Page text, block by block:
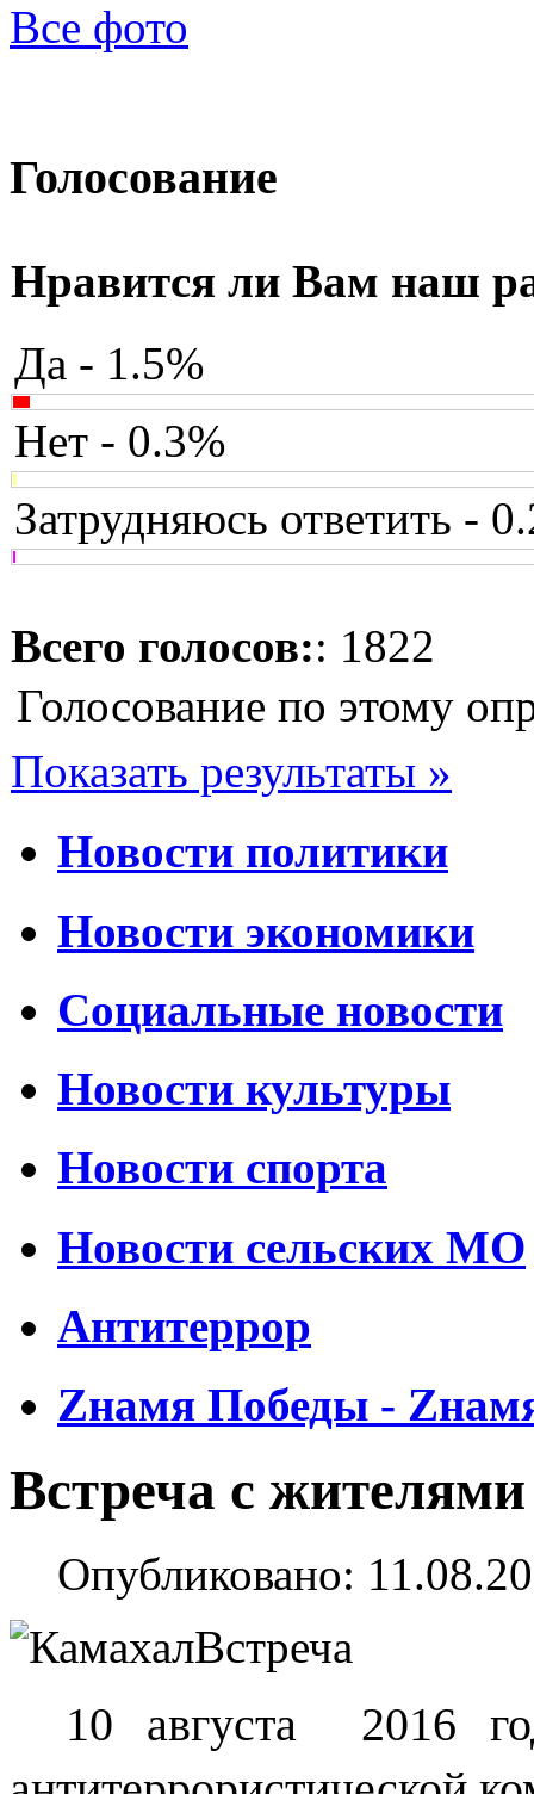
Все фото
Голосование
Нравится ли Вам наш
Да - 1.5%
Нет - 0.3%
Затрудняюсь ответить -
Всего голосов:: 1822
Голосование по этому
Показать результаты »
Новости политики
Новости экономики
Социальные новости
Новости культуры
Новости спорта
Новости сельских МО
Антитеррор
Zнамя Победы -
Встреча с
Опубликовано:
10 августа
2016